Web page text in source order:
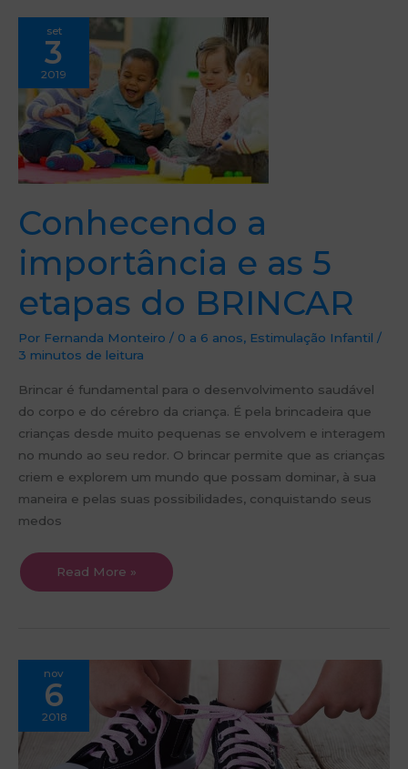
set
3
2019
Conhecendo a
importância e as 5
etapas do BRINCAR
Por Fernanda Monteiro / 0 a 6 anos, Estimulação Infantil /
3 minutos de leitura
Brincar é fundamental para o desenvolvimento saudável
do corpo e do cérebro da criança. É pela brincadeira que
crianças desde muito pequenas se envolvem e interagem
no mundo ao seu redor. O brincar permite que as crianças
criem e explorem um mundo que possam dominar, à sua
maneira e pelas suas possibilidades, conquistando seus
medos
Conhecendo
a
importância
e
as
5
etapas
do
BRINCAR
Read More »
nov
6
2018
A
importância
de
incentivar
a
independência
da
criança